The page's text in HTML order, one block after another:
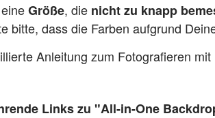
Größe, die nicht zu knapp
bitte, dass die Farben aufgrund
Anleitung zum Fotografieren
Links zu "All-in-One